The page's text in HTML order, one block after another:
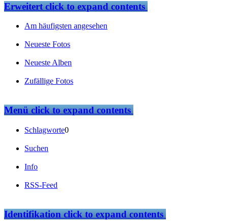
Erweitertclick to expand contents
Am häufigsten angesehen
Neueste Fotos
Neueste Alben
Zufällige Fotos
Menüclick to expand contents
Schlagworte0
Suchen
Info
RSS-Feed
Identifikationclick to expand contents